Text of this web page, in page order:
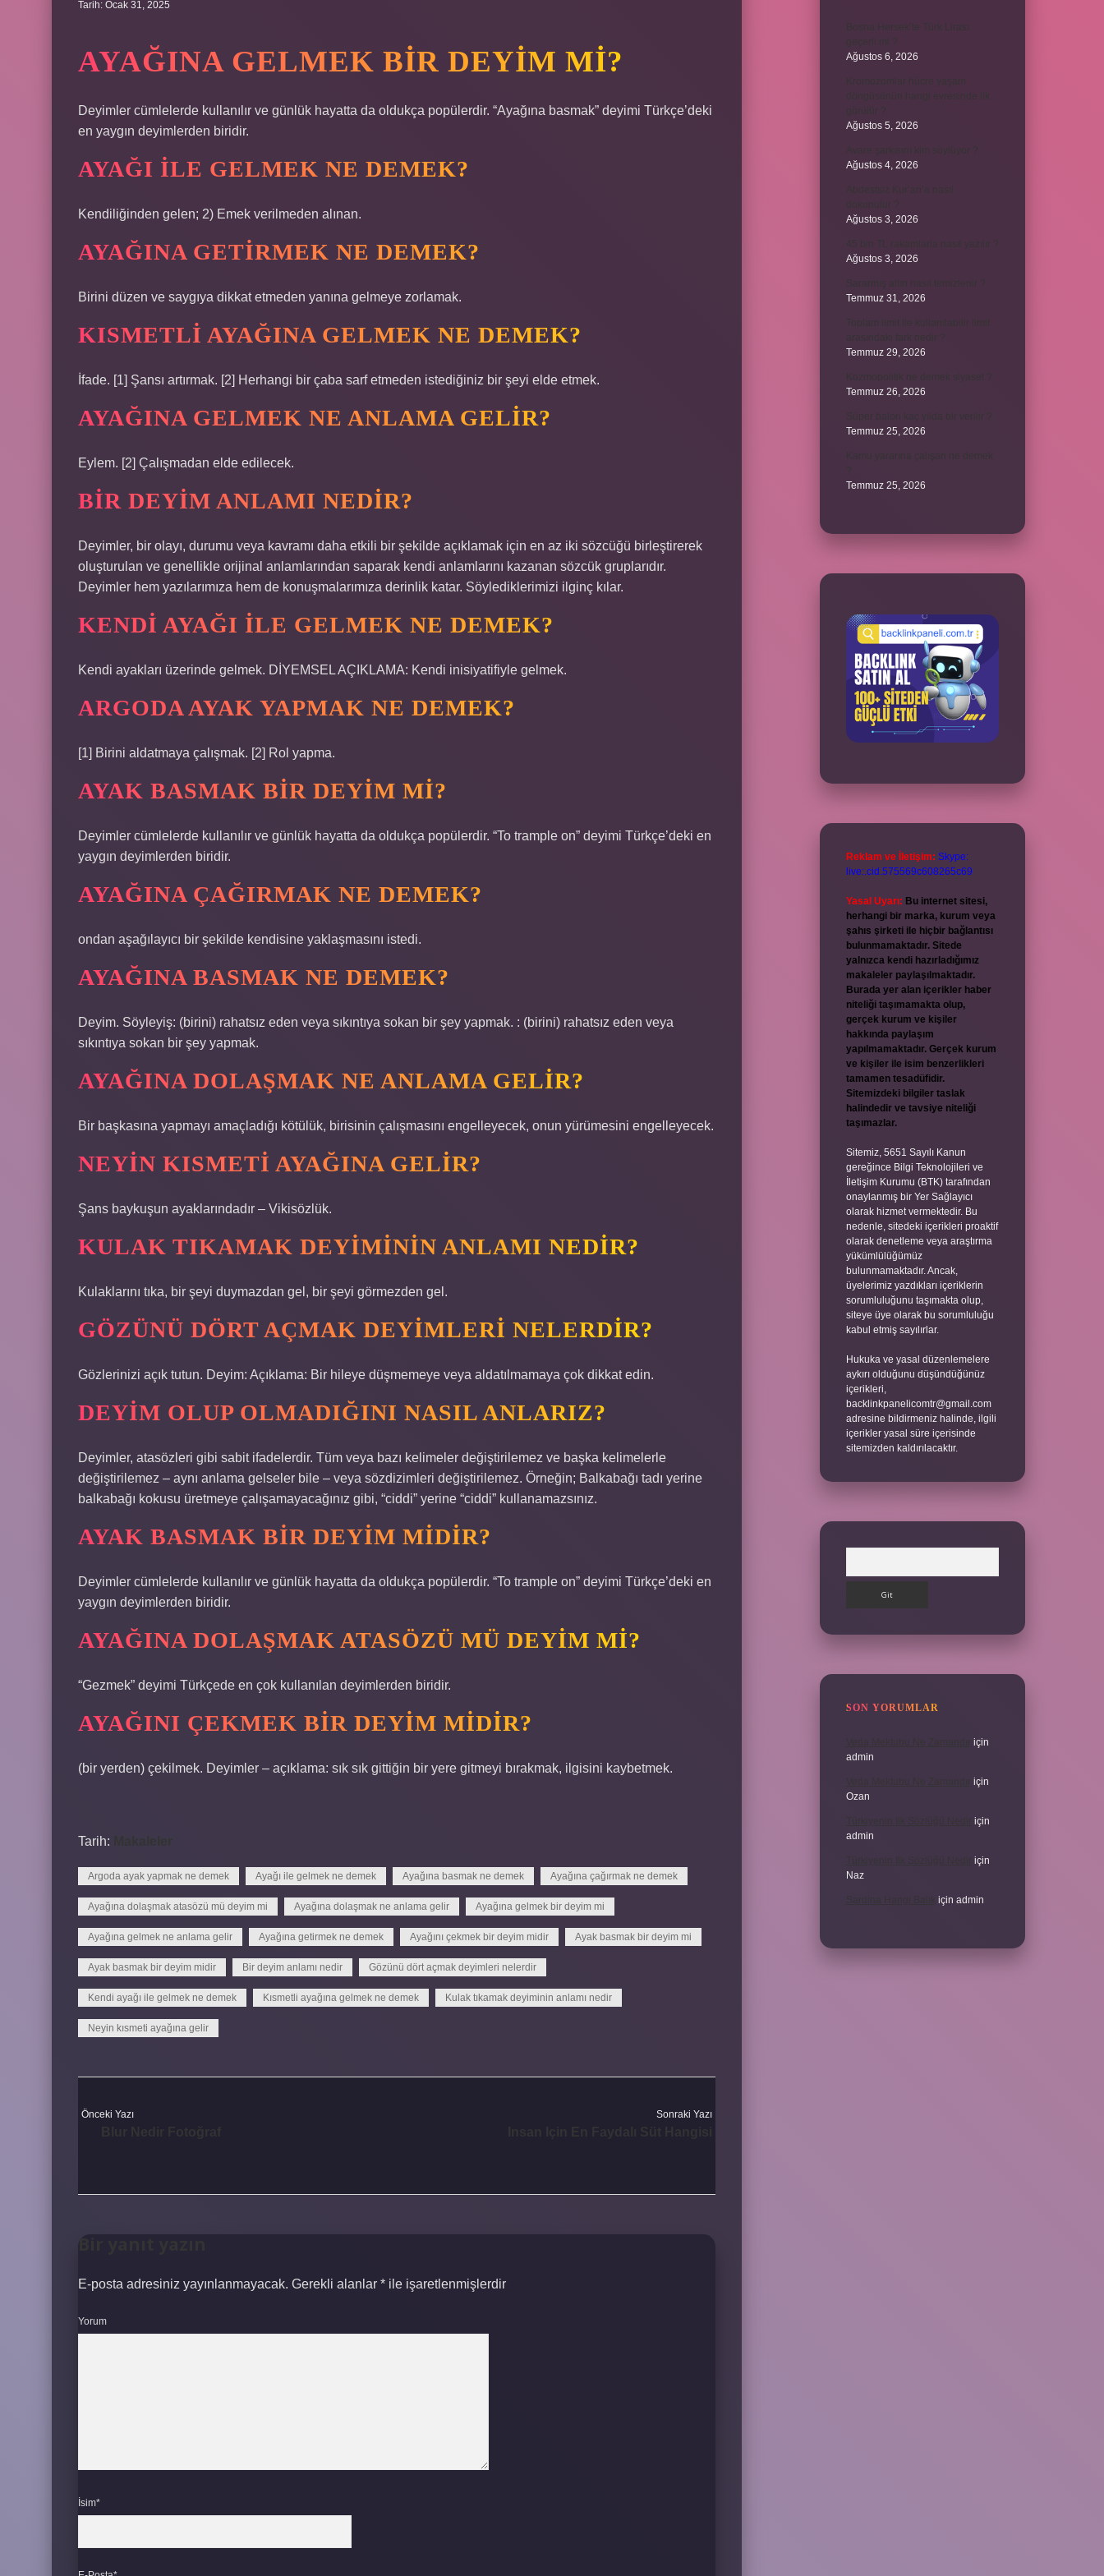
Tarih: Ocak 31, 2025
AYAĞINA GELMEK BIR DEYIM MI?
Deyimler cümlelerde kullanılır ve günlük hayatta da oldukça popülerdir. “Ayağına basmak” deyimi Türkçe’deki
en yaygın deyimlerden biridir.
AYAĞI ILE GELMEK NE DEMEK?
Kendiliğinden gelen; 2) Emek verilmeden alınan.
AYAĞINA GETIRMEK NE DEMEK?
Birini düzen ve saygıya dikkat etmeden yanına gelmeye zorlamak.
KISMETLI AYAĞINA GELMEK NE DEMEK?
İfade. [1] Şansı artırmak. [2] Herhangi bir çaba sarf etmeden istediğiniz bir şeyi elde etmek.
AYAĞINA GELMEK NE ANLAMA GELIR?
Eylem. [2] Çalışmadan elde edilecek.
BIR DEYIM ANLAMI NEDIR?
Deyimler, bir olayı, durumu veya kavramı daha etkili bir şekilde açıklamak için en az iki sözcüğü birleştirerek
oluşturulan ve genellikle orijinal anlamlarından saparak kendi anlamlarını kazanan sözcük gruplarıdır.
Deyimler hem yazılarımıza hem de konuşmalarımıza derinlik katar. Söylediklerimizi ilginç kılar.
KENDI AYAĞI ILE GELMEK NE DEMEK?
Kendi ayakları üzerinde gelmek. DİYEMSEL AÇIKLAMA: Kendi inisiyatifiyle gelmek.
ARGODA AYAK YAPMAK NE DEMEK?
[1] Birini aldatmaya çalışmak. [2] Rol yapma.
AYAK BASMAK BIR DEYIM MI?
Deyimler cümlelerde kullanılır ve günlük hayatta da oldukça popülerdir. “To trample on” deyimi Türkçe’deki en
yaygın deyimlerden biridir.
AYAĞINA ÇAĞIRMAK NE DEMEK?
ondan aşağılayıcı bir şekilde kendisine yaklaşmasını istedi.
AYAĞINA BASMAK NE DEMEK?
Deyim. Söyleyiş: (birini) rahatsız eden veya sıkıntıya sokan bir şey yapmak. : (birini) rahatsız eden veya
sıkıntıya sokan bir şey yapmak.
AYAĞINA DOLAŞMAK NE ANLAMA GELIR?
Bir başkasına yapmayı amaçladığı kötülük, birisinin çalışmasını engelleyecek, onun yürümesini engelleyecek.
NEYIN KISMETI AYAĞINA GELIR?
Şans baykuşun ayaklarındadır – Vikisözlük.
KULAK TIKAMAK DEYIMININ ANLAMI NEDIR?
Kulaklarını tıka, bir şeyi duymazdan gel, bir şeyi görmezden gel.
GÖZÜNÜ DÖRT AÇMAK DEYIMLERI NELERDIR?
Gözlerinizi açık tutun. Deyim: Açıklama: Bir hileye düşmemeye veya aldatılmamaya çok dikkat edin.
DEYIM OLUP OLMADIĞINI NASIL ANLARIZ?
Deyimler, atasözleri gibi sabit ifadelerdir. Tüm veya bazı kelimeler değiştirilemez ve başka kelimelerle
değiştirilemez – aynı anlama gelseler bile – veya sözdizimleri değiştirilemez. Örneğin; Balkabağı tadı yerine
balkabağı kokusu üretmeye çalışamayacağınız gibi, “ciddi” yerine “ciddi” kullanamazsınız.
AYAK BASMAK BIR DEYIM MIDIR?
Deyimler cümlelerde kullanılır ve günlük hayatta da oldukça popülerdir. “To trample on” deyimi Türkçe’deki en
yaygın deyimlerden biridir.
AYAĞINA DOLAŞMAK ATASÖZÜ MÜ DEYIM MI?
“Gezmek” deyimi Türkçede en çok kullanılan deyimlerden biridir.
AYAĞINI ÇEKMEK BIR DEYIM MIDIR?
(bir yerden) çekilmek. Deyimler – açıklama: sık sık gittiğin bir yere gitmeyi bırakmak, ilgisini kaybetmek.
Tarih: Makaleler
Argoda ayak yapmak ne demek Ayağı ile gelmek ne demek Ayağına basmak ne demek Ayağına çağırmak ne demek
Ayağına dolaşmak atasözü mü deyim mi Ayağına dolaşmak ne anlama gelir Ayağına gelmek bir deyim mi
Ayağına gelmek ne anlama gelir Ayağına getirmek ne demek Ayağını çekmek bir deyim midir Ayak basmak bir deyim mi
Ayak basmak bir deyim midir Bir deyim anlamı nedir Gözünü dört açmak deyimleri nelerdir
Kendi ayağı ile gelmek ne demek Kısmetli ayağına gelmek ne demek Kulak tıkamak deyiminin anlamı nedir
Neyin kısmeti ayağına gelir
Önceki Yazı Sonraki Yazı
E-posta adresiniz yayınlanmayacak. Gerekli alanlar * ile işaretlenmişlerdir
Yorum
İsim*
Ağustos 6, 2026
Ağustos 5, 2026
Ağustos 4, 2026
Ağustos 3, 2026
Ağustos 3, 2026
Temmuz 31, 2026
Temmuz 29, 2026
Temmuz 26, 2026
Temmuz 25, 2026
Temmuz 25, 2026
Reklam ve İletişim: Skype:
live:.cid.575569c608265c69
Yasal Uyarı: Bu internet sitesi,
herhangi bir marka, kurum veya
şahıs şirketi ile hiçbir bağlantısı
bulunmamaktadır. Sitede
yalnızca kendi hazırladığımız
makaleler paylaşılmaktadır.
Burada yer alan içerikler haber
niteliği taşımamakta olup,
gerçek kurum ve kişiler
hakkında paylaşım
yapılmamaktadır. Gerçek kurum
ve kişiler ile isim benzerlikleri
tamamen tesadüfidir.
Sitemizdeki bilgiler taslak
halindedir ve tavsiye niteliği
taşımazlar.
Sitemiz, 5651 Sayılı Kanun
gereğince Bilgi Teknolojileri ve
İletişim Kurumu (BTK) tarafından
onaylanmış bir Yer Sağlayıcı
olarak hizmet vermektedir. Bu
nedenle, sitedeki içerikleri proaktif
olarak denetleme veya araştırma
yükümlülüğümüz
bulunmamaktadır. Ancak,
üyelerimiz yazdıkları içeriklerin
sorumluluğunu taşımakta olup,
siteye üye olarak bu sorumluluğu
kabul etmiş sayılırlar.
Hukuka ve yasal düzenlemelere
aykırı olduğunu düşündüğünüz
içerikleri,
backlinkpanelicomtr@gmail.com
adresine bildirmeniz halinde, ilgili
içerikler yasal süre içerisinde
sitemizden kaldırılacaktır.
SON YORUMLAR
için
admin
için
Ozan
için
admin
için
Naz
için admin